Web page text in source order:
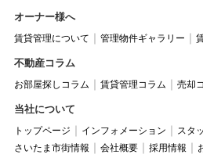
オーナー様へ
賃貸管理について 管理物件ギャラリー
不動産コラム
お部屋探しコラム 賃貸管理コラム 売却
当社について
トップページ インフォメーション スタ
さいたま市街情報
会社概要 採用情報